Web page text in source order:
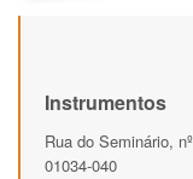
Instrumentos
Rua do Seminário,
01034-040